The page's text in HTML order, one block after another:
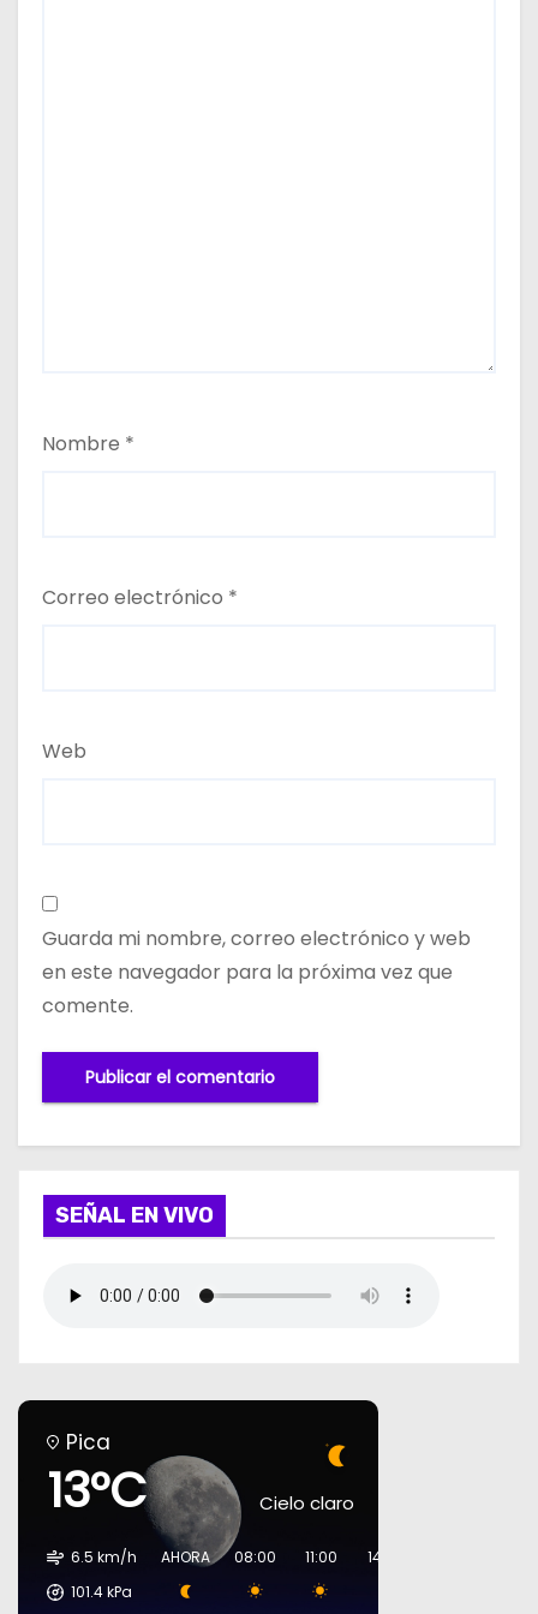
Nombre *
Correo electrónico *
Web
Guarda mi nombre, correo electrónico y web
en este navegador para la próxima vez que
comente.
SEÑAL EN VIVO
Pica
13°C Cielo claro
6.5 km/h
101.4kPa
AHORA 08:00 11:00 14:00